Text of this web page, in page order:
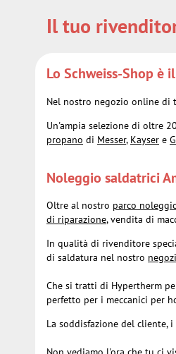
Il tuo
Lo Schweiss-Shop
Nel nostro negozio online di
Un'ampia selezione di oltre
propano di Messer, Kayser e
Noleggio saldatrici
Oltre al nostro parco
di riparazione, vendita di
In qualità di rivenditore
di saldatura nel nostro
Che si tratti di Hypertherm
perfetto per i meccanici per
La soddisfazione del